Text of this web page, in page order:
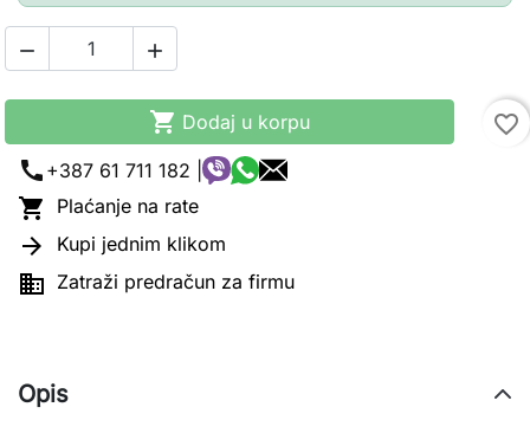
 
 Dodaj u korpu
favorite_border
call +387 61 711 182 |
 Plaćanje na rate
 Kupi jednim klikom
 Zatraži predračun za firmu
Opis